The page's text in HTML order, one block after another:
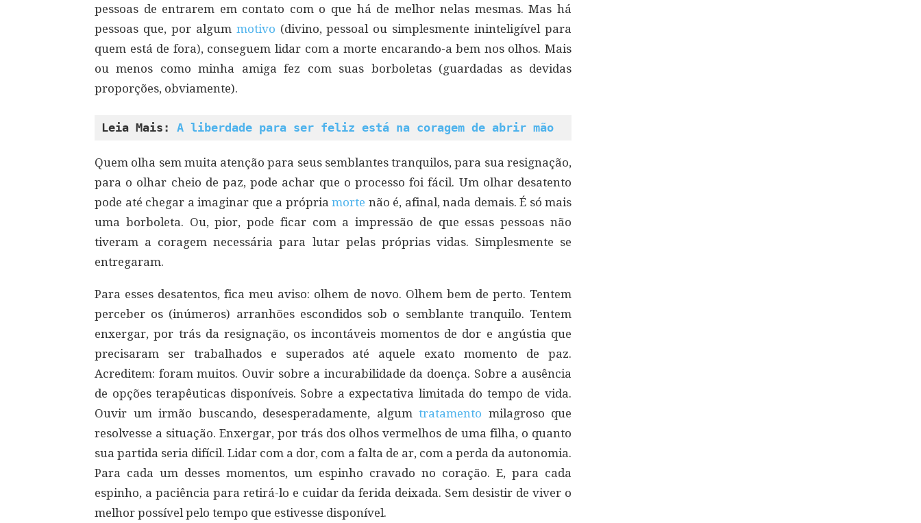
pessoas de entrarem em contato com o que há de melhor nelas mesmas. Mas há
pessoas que, por algum motivo (divino, pessoal ou simplesmente ininteligível para
quem está de fora), conseguem lidar com a morte encarando-a bem nos olhos. Mais
ou menos como minha amiga fez com suas borboletas (guardadas as devidas
proporções, obviamente).
Leia Mais: A liberdade para ser feliz está na coragem de abrir mão
Quem olha sem muita atenção para seus semblantes tranquilos, para sua resignação,
para o olhar cheio de paz, pode achar que o processo foi fácil. Um olhar desatento
pode até chegar a imaginar que a própria morte não é, afinal, nada demais. É só mais
uma borboleta. Ou, pior, pode ficar com a impressão de que essas pessoas não
tiveram a coragem necessária para lutar pelas próprias vidas. Simplesmente se
entregaram.
Para esses desatentos, fica meu aviso: olhem de novo. Olhem bem de perto. Tentem
perceber os (inúmeros) arranhões escondidos sob o semblante tranquilo. Tentem
enxergar, por trás da resignação, os incontáveis momentos de dor e angústia que
precisaram ser trabalhados e superados até aquele exato momento de paz.
Acreditem: foram muitos. Ouvir sobre a incurabilidade da doença. Sobre a ausência
de opções terapêuticas disponíveis. Sobre a expectativa limitada do tempo de vida.
Ouvir um irmão buscando, desesperadamente, algum tratamento milagroso que
resolvesse a situação. Enxergar, por trás dos olhos vermelhos de uma filha, o quanto
sua partida seria difícil. Lidar com a dor, com a falta de ar, com a perda da autonomia.
Para cada um desses momentos, um espinho cravado no coração. E, para cada
espinho, a paciência para retirá-lo e cuidar da ferida deixada. Sem desistir de viver o
melhor possível pelo tempo que estivesse disponível.